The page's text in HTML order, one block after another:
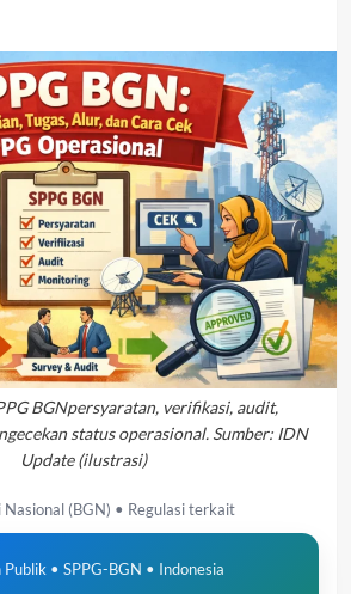
BGNpersyaratan, verifikasi, audit,
status operasional. Sumber: IDN
Update (ilustrasi)
Nasional (BGN) • Regulasi terkait
Publik • SPPG-BGN • Indonesia